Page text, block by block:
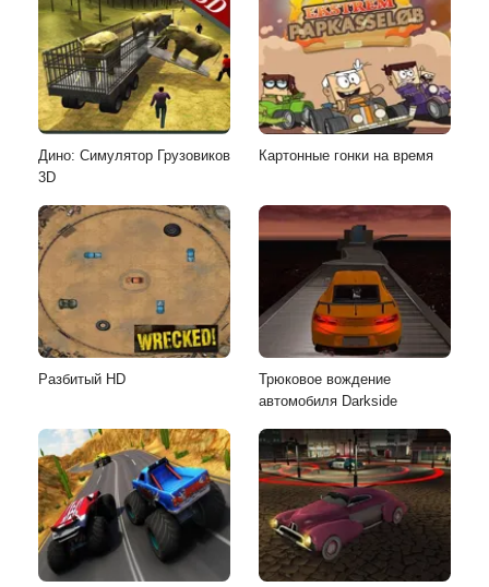
Дино: Симулятор Грузовиков
3D
Картонные гонки на время
Разбитый HD
Трюковое вождение
автомобиля Darkside